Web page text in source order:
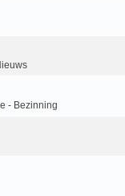
- Bezinning